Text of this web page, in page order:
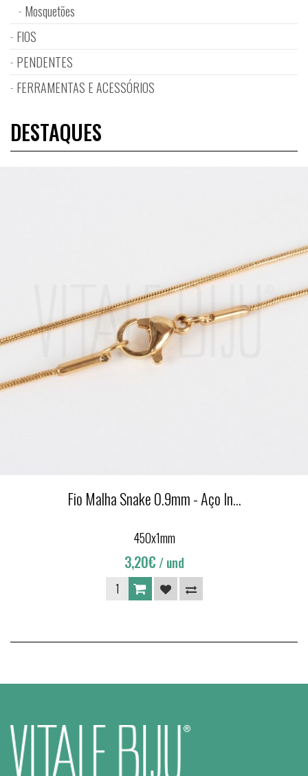
Mosquetões
FIOS
PENDENTES
FERRAMENTAS E ACESSÓRIOS
DESTAQUES
Fio Malha Snake 0.9mm - Aço In...
450x1mm
3,20€ / und